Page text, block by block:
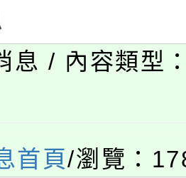
農教育專業人
」8/29、30在
27日，桃園電
息 / 內容類型
首頁/瀏覽：